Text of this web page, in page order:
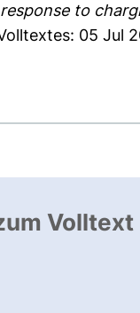
to
05 Jul
Volltext
neues